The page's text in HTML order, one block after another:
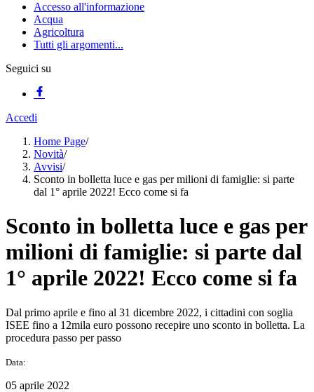
Accesso all'informazione
Acqua
Agricoltura
Tutti gli argomenti...
Seguici su
Accedi
Home Page/
Novità/
Avvisi/
Sconto in bolletta luce e gas per milioni di famiglie: si parte
dal 1° aprile 2022! Ecco come si fa
Sconto in bolletta luce e gas per
milioni di famiglie: si parte dal
1° aprile 2022! Ecco come si fa
Dal primo aprile e fino al 31 dicembre 2022, i cittadini con soglia
ISEE fino a 12mila euro possono recepire uno sconto in bolletta. La
procedura passo per passo
Data:
05 aprile 2022